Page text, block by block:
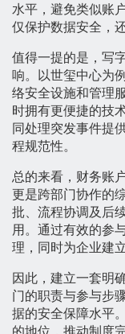
水平，避免类似账
仅保护数据安全，
值得一提的是，写
响。以世玺中心为
络安全设施和管理
时拥有更便捷的技
同处理突发事件提
程规范性。
总的来看，财务账
更是跨部门协作的
批、流程协调及后
用。通过有效的参
理，同时为企业建
因此，建立一套明
门的职责与参与步
据的安全保障水平